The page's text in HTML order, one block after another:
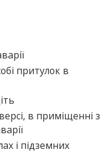
притулок в
в приміщенні з
і підземних